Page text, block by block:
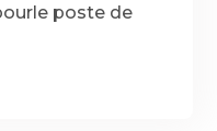
poste de